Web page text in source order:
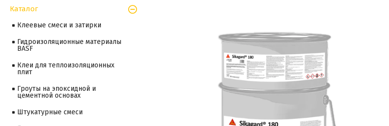
Каталог
Клеевые смеси и затирки
Гидроизоляционные материалы
BASF
Клеи для теплоизоляционных
плит
Гроуты на эпоксидной и
цементной основах
Штукатурные смеси